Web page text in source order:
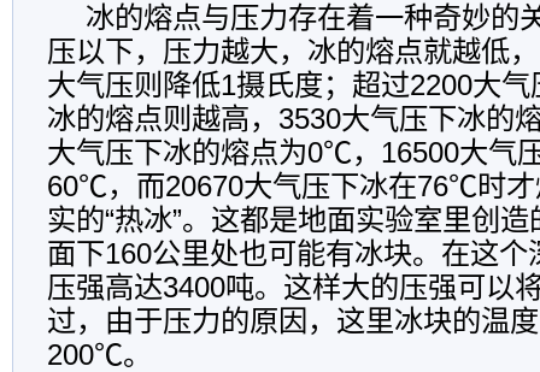
冰的熔点与压力存在着一种奇妙的
压以下，压力越大，冰的熔点就越低
大气压则降低1摄氏度；超过2200大
冰的熔点则越高，3530大气压下冰的
大气压下冰的熔点为0℃，16500大气
60℃，而20670大气压下冰在76℃时才
实的“热冰”。这都是地面实验室里创
面下160公里处也可能有冰块。在这个
压强高达3400吨。这样大的压强可以
过，由于压力的原因，这里冰块的温
200℃。